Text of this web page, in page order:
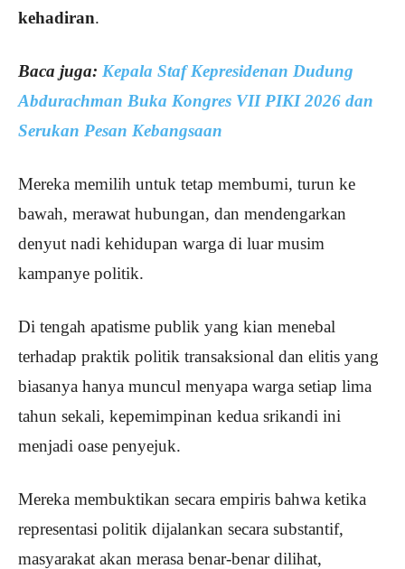
kehadiran.
Baca juga: Kepala Staf Kepresidenan Dudung
Abdurachman Buka Kongres VII PIKI 2026 dan
Serukan Pesan Kebangsaan
Mereka memilih untuk tetap membumi, turun ke
bawah, merawat hubungan, dan mendengarkan
denyut nadi kehidupan warga di luar musim
kampanye politik.
Di tengah apatisme publik yang kian menebal
terhadap praktik politik transaksional dan elitis yang
biasanya hanya muncul menyapa warga setiap lima
tahun sekali, kepemimpinan kedua srikandi ini
menjadi oase penyejuk.
Mereka membuktikan secara empiris bahwa ketika
representasi politik dijalankan secara substantif,
masyarakat akan merasa benar-benar dilihat,